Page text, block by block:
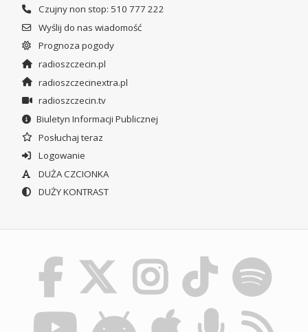
Czujny non stop: 510 777 222
Wyślij do nas wiadomość
Prognoza pogody
radioszczecin.pl
radioszczecinextra.pl
radioszczecin.tv
Biuletyn Informacji Publicznej
Posłuchaj teraz
Logowanie
DUŻA CZCIONKA
DUŻY KONTRAST